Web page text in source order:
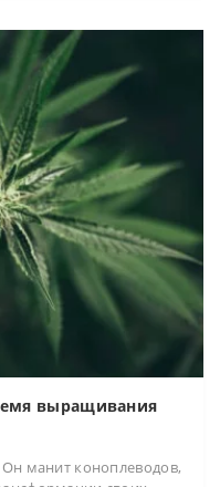
выращивания
манит коноплеводов,